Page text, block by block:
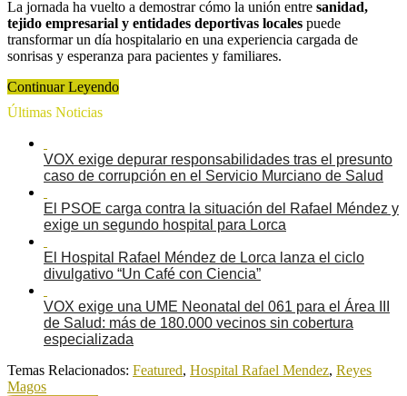
La jornada ha vuelto a demostrar cómo la unión entre sanidad,
tejido empresarial y entidades deportivas locales puede
transformar un día hospitalario en una experiencia cargada de
sonrisas y esperanza para pacientes y familiares.
Continuar Leyendo
Últimas Noticias
VOX exige depurar responsabilidades tras el presunto
caso de corrupción en el Servicio Murciano de Salud
El PSOE carga contra la situación del Rafael Méndez y
exige un segundo hospital para Lorca
El Hospital Rafael Méndez de Lorca lanza el ciclo
divulgativo “Un Café con Ciencia”
VOX exige una UME Neonatal del 061 para el Área III
de Salud: más de 180.000 vecinos sin cobertura
especializada
Temas Relacionados: Featured, Hospital Rafael Mendez, Reyes
Magos